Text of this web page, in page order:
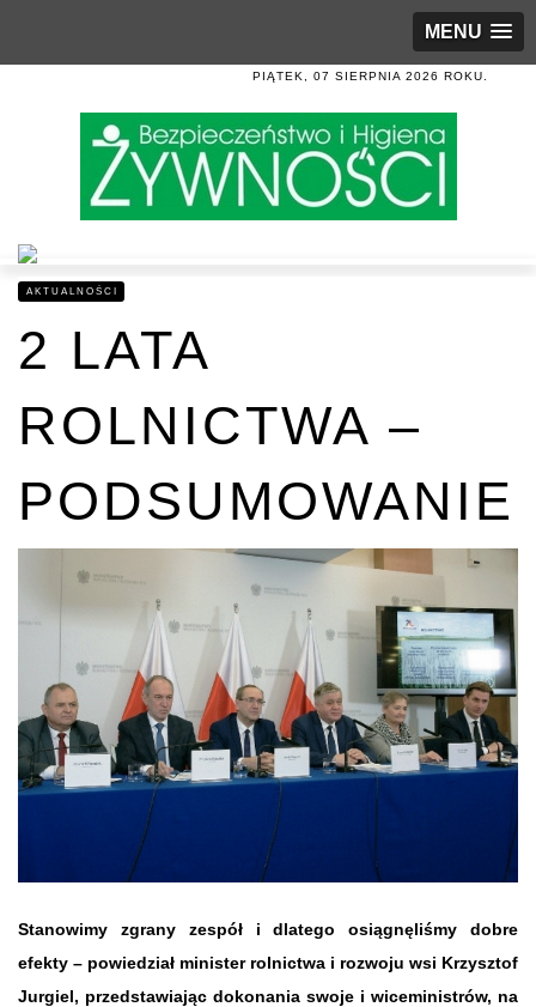
MENU
PIĄTEK, 07 SIERPNIA 2026 ROKU.
AKTUALNOŚCI
2 LATA
ROLNICTWA –
PODSUMOWANIE
Stanowimy zgrany zespół i dlatego osiągnęliśmy dobre
efekty – powiedział minister rolnictwa i rozwoju wsi Krzysztof
Jurgiel, przedstawiając dokonania swoje i wiceministrów, na